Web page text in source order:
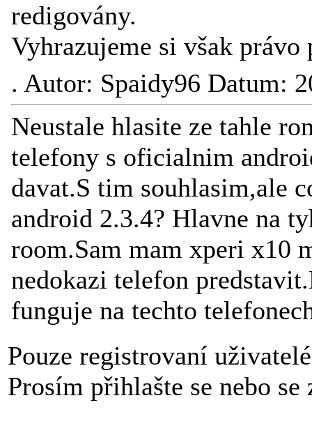
redigovány.
Vyhrazujeme si však
. Autor: Spaidy96 Datum:
Neustale hlasite ze tahle
telefony s oficialnim
davat.S tim souhlasim,ale
android 2.3.4? Hlavne na
room.Sam mam xperi x10
nedokazi telefon
funguje na techto
Pouze registrovaní
Prosím přihlašte se nebo